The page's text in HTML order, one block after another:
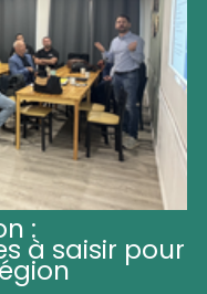
:
à saisir pour